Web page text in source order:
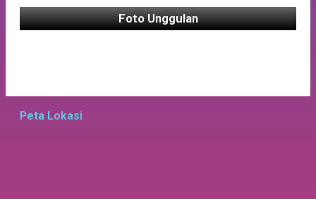
Foto Unggulan
Peta Lokasi